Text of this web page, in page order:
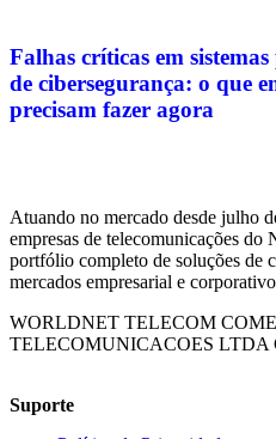
Falhas críticas em
de cibersegurança: o que
precisam fazer agora
Atuando no mercado desde julho
empresas de telecomunicações do
portfólio completo de soluções de
mercados empresarial e
WORLDNET TELECOM
TELECOMUNICACOES LTDA
Suporte